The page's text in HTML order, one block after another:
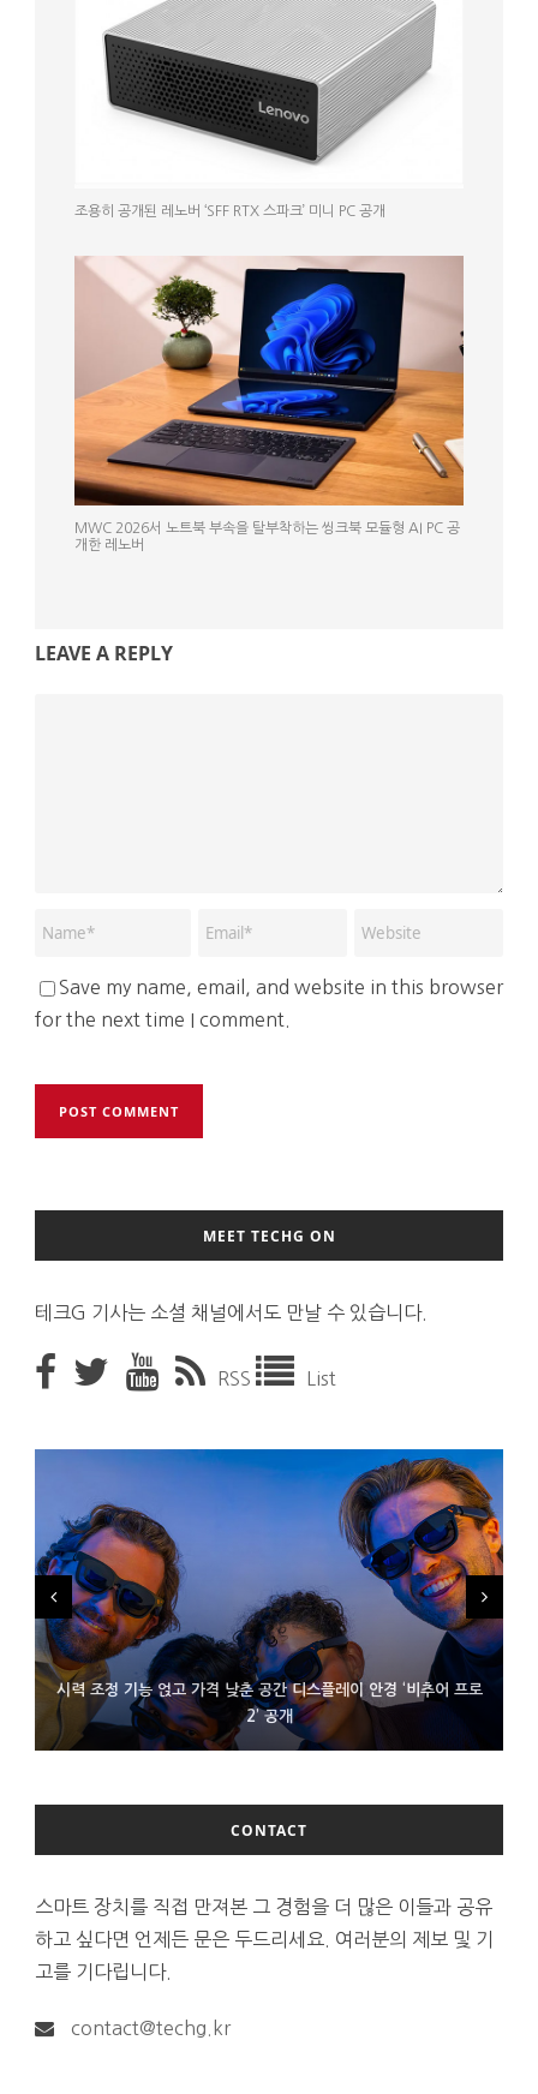
조용히 공개된 레노버 ‘SFF RTX 스파크’ 미니 PC 공개
MWC 2026서 노트북 부속을 탈부착하는 씽크북 모듈형 AI PC 공
개한 레노버
LEAVE A REPLY
Save my name, email, and website in this browser
for the next time I comment.
MEET TECHG ON
테크G 기사는 소셜 채널에서도 만날 수 있습니다.
RSS List
시력 조정 기능 얹고 가격 낮춘 공간 디스플레이 안경 ‘비추어 프로
2’ 공개
D램 부족에 10억달러어치 아이폰18 프로세서 패키징 대기 중
300~400달러 반지형 스피커 준비하는 오픈AI
CONTACT
스마트 장치를 직접 만져본 그 경험을 더 많은 이들과 공유
하고 싶다면 언제든 문은 두드리세요. 여러분의 제보 및 기
고를 기다립니다.
contact@techg.kr